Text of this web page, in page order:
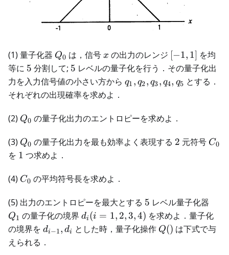
(1) 量子化器 Q_0
Q0 は，信号 x
x の出力のレンジ [-1,1]
[−1, 1] を均
等に 5
5 分割して; 5
5 レベルの量子化を行う．その量子化出
力を入力信号値の小さい方から q_1,q_2,q_3,q_4,q_5
q1 , q2, q3, q4, q5 とする．
それぞれの出現確率を求めよ．
(2) Q_0
Q0 の量子化出力のエントロピーを求めよ．
(3) Q_0
Q0 の量子化出力を最も効率よく表現する 2
2 元符号 C_0
C0
を 1
1 つ求めよ．
(4) C_0
C0 の平均符号長を求めよ．
(5) 出力のエントロピーを最大とする 5
5 レベル量子化器
Q1 の量子化の境界 d_i(i =
1,2,3,4)
di (i = 1, 2,3, 4) を求めよ．量子化
の境界を d_{i-
di−1, di とした時，量子化操作 Q()
Q() は下式で与
えられる．